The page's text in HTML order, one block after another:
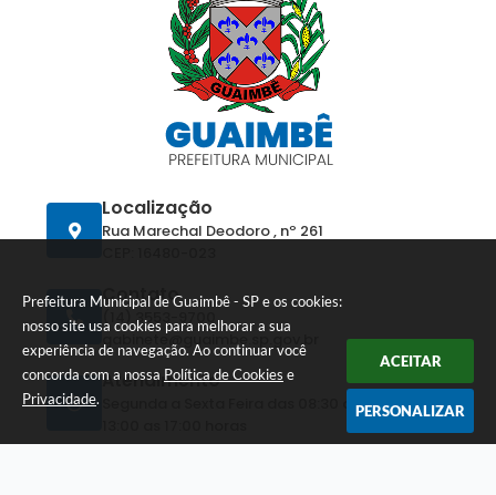
Prefeitura Municipal de Guaimbê - SP e os cookies:
nosso site usa cookies para melhorar a sua
experiência de navegação. Ao continuar você
concorda com a nossa Política de Cookies e
Privacidade.
ACEITAR
PERSONALIZAR
Localização
Rua Marechal Deodoro , nº 261
Contato
(14) 3553-9700
gabinete@guaimbe.sp.gov.br
Atendimento
Segunda a Sexta Feira das 08:30 as 11:00 e das